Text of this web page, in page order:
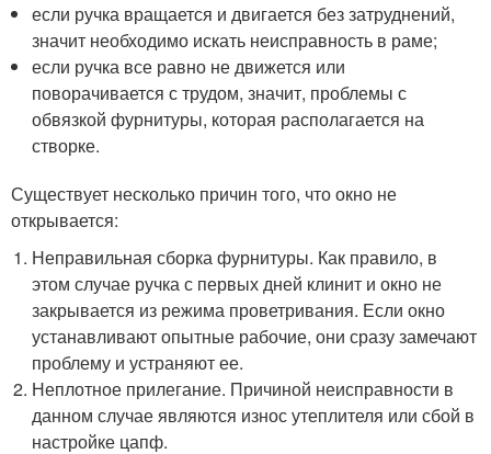
если ручка вращается и двигается без затруднений,
значит необходимо искать неисправность в раме;
если ручка все равно не движется или
поворачивается с трудом, значит, проблемы с
обвязкой фурнитуры, которая располагается на
створке.
Существует несколько причин того, что окно не
открывается:
Неправильная сборка фурнитуры. Как правило, в
этом случае ручка с первых дней клинит и окно не
закрывается из режима проветривания. Если окно
устанавливают опытные рабочие, они сразу замечают
проблему и устраняют ее.
Неплотное прилегание. Причиной неисправности в
данном случае являются износ утеплителя или сбой в
настройке цапф.